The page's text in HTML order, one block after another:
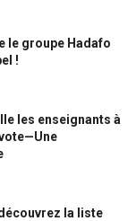
le groupe Hadafo
!
les enseignants à
la liste